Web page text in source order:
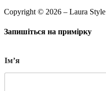
Copyright © 2026 – Laura Style
Запишіться на примірку
Імʼя